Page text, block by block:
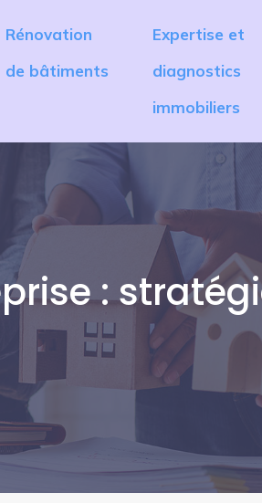
Rénovation
de bâtiments
Expertise et
diagnostics
immobiliers
: